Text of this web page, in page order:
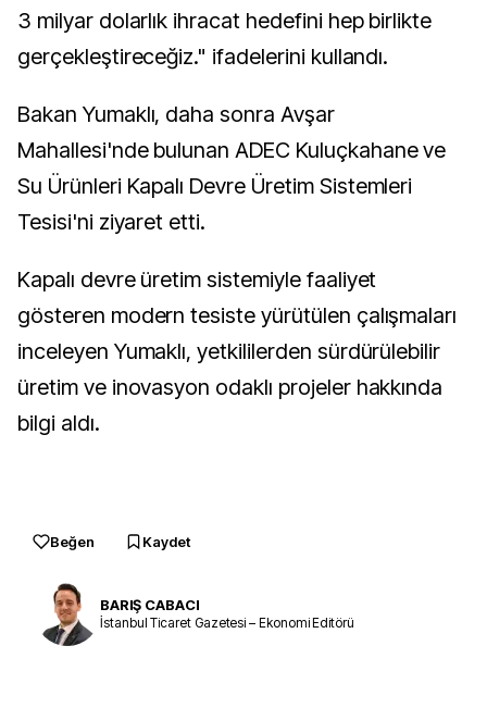
3 milyar dolarlık ihracat hedefini hep birlikte
gerçekleştireceğiz." ifadelerini kullandı.
Bakan Yumaklı, daha sonra Avşar
Mahallesi'nde bulunan ADEC Kuluçkahane ve
Su Ürünleri Kapalı Devre Üretim Sistemleri
Tesisi'ni ziyaret etti.
Kapalı devre üretim sistemiyle faaliyet
gösteren modern tesiste yürütülen çalışmaları
inceleyen Yumaklı, yetkililerden sürdürülebilir
üretim ve inovasyon odaklı projeler hakkında
bilgi aldı.
Beğen Kaydet
BARIŞ CABACI
İstanbul Ticaret Gazetesi – Ekonomi Editörü